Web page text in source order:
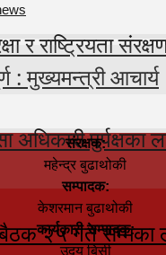
र राष्ट्रियता
: मुख्यमन्त्री आचार्य
पुर्पक्षका
बैठक २५ गते सम्मका
संरक्षक:
महेन्द्र बुढाथोकी
सम्पादक:
केशरमान बुढाथोकी
कार्यकारी सम्पादक:
उदय बिसी